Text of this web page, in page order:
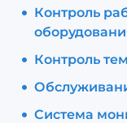
Контроль
Контроль
Система